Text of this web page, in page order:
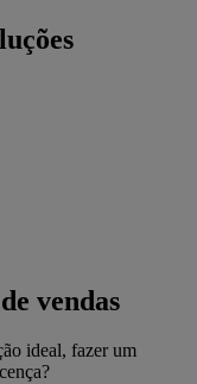
vendas
ideal, fazer um